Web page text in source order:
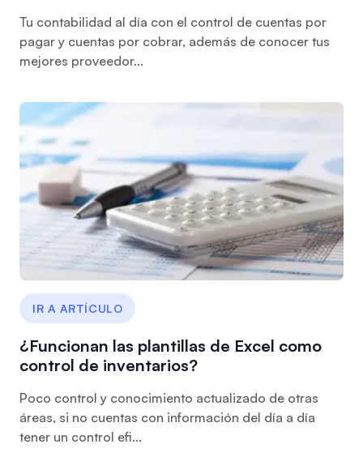
Tu contabilidad al día con el control de cuentas por
pagar y cuentas por cobrar, además de conocer tus
mejores proveedor...
IR A ARTÍCULO
¿Funcionan las plantillas de Excel como
control de inventarios?
Poco control y conocimiento actualizado de otras
áreas, si no cuentas con información del día a día
tener un control efi...